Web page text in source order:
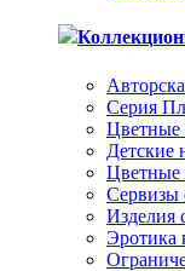
Серия
Цветные
Детские
Цветные
Сервизы
Изделия
Эротика